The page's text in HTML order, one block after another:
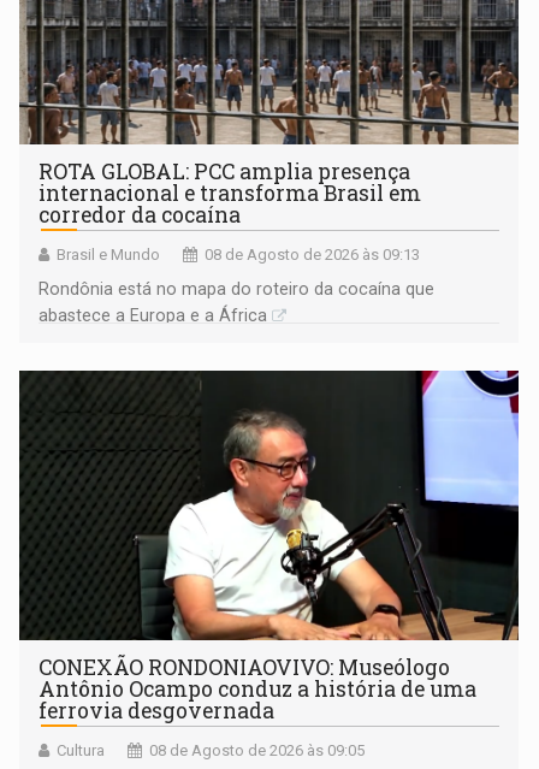
ROTA GLOBAL: PCC amplia presença
internacional e transforma Brasil em
corredor da cocaína
Brasil e Mundo 08 de Agosto de 2026 às 09:13
Rondônia está no mapa do roteiro da cocaína que
abastece a Europa e a África
CONEXÃO RONDONIAOVIVO: Museólogo
Antônio Ocampo conduz a história de uma
ferrovia desgovernada
Cultura 08 de Agosto de 2026 às 09:05